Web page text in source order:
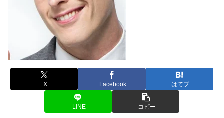
X Facebook はてブ
LINE コピー